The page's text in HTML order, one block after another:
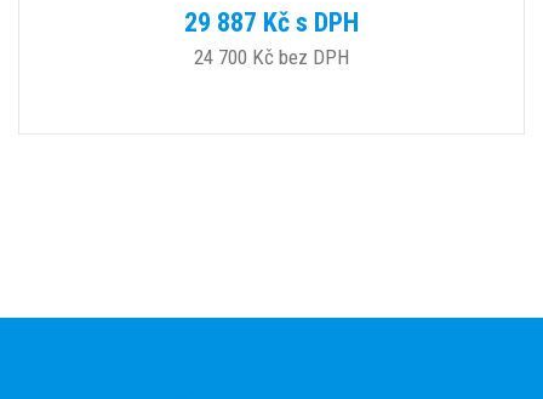
29 887 Kč s DPH
24 700 Kč bez DPH